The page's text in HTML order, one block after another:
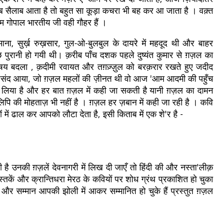
आता है तो बहुत सा कूड़ा कचरा भी बह कर आ जाता है । वक़्त
भारतीय जी वही गौहर हैं ।
सुर्ख़ रुख़सार, गुल-ओ-बुलबुल के दायरे में महदूद थी और बाहर
हो गयी थी। क़रीब पाँच दशक पहले दुष्यंत कुमार से ग़ज़ल का
बदला , क़दीमी रवायत और तग़ज़्ज़ुल को बरक़रार रखते हुए जदीद
आया, जो ग़ज़ल महलों की ज़ीनत थी वो आज 'आम आदमी की पहुँच
है और हर बात ग़ज़ल में कही जा सकती है यानी ग़ज़ल का दामन
की मोहताज़ भी नहीं है । ग़ज़ल हर ज़बान में कही जा रही है । कवि
ढाल कर आपको लौटा देता है, इसी किताब में एक शे'र है -
उनकी ग़ज़लें देवनागरी में लिख दी जाएँ तो हिंदी की और नस्ता'लीक़
और क्रान्तिधरा मेरठ के कवियों पर शोध ग्रंथ प्रकाशित हो चुका
सम्मान आपकी झोली में आकर सम्मानित हो चुके हैं प्रस्तुत ग़ज़ल